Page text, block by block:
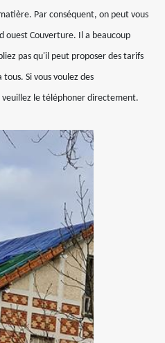
Par conséquent, on peut vous
ouest Couverture. Il a beaucoup
pas qu'il peut proposer des tarifs
Si vous voulez des
le téléphoner directement.